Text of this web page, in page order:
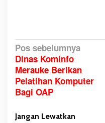
N
a
v
i
a
Pos sebelumnya
Dinas Kominfo
Merauke Berikan
Pelatihan Komputer
Bagi OAP
Jangan Lewatkan